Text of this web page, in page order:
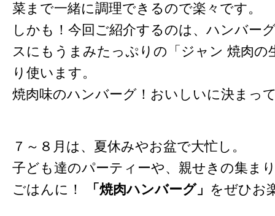
菜まで一緒に調理できるので楽々です。
しかも！今回ご紹介するのは、ハンバー
スにもうまみたっぷりの「ジャン 焼肉の
り使います。
焼肉味のハンバーグ！おいしいに決まっ
７～８月は、夏休みやお盆で大忙し。
子ども達のパーティーや、親せきの集ま
ごはんに！
「焼肉ハンバーグ」 をぜひお